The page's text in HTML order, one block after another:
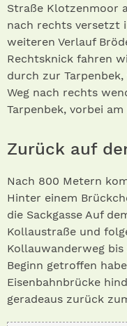
Straße Klotzenmoor
nach rechts versetzt
weiteren Verlauf
Rechtsknick fahren
durch zur
Weg nach rechts
Tarpenbek, vorbei
Zurück auf
Nach 800 Metern
Hinter einem
die Sackgasse Auf
Kollaustraße und
Kollauwanderweg
Beginn getroffen
Eisenbahnbrücke
geradeaus zurück